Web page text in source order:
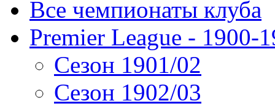
Все чемпионаты клуба
Premier League - 1900-
Сезон 1901/02
Сезон 1902/03